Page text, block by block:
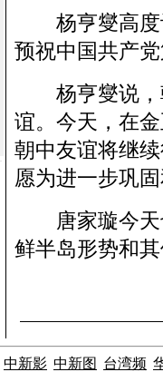
杨亨燮高度
预祝中国共产
杨亨燮说，
谊。今天，在
朝中友谊将继
愿为进一步巩
唐家璇今天
鲜半岛形势和
中新影 中新图 台湾频